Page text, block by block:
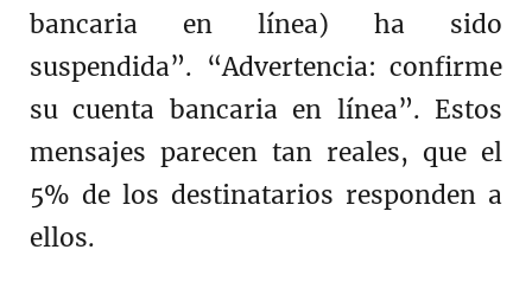
bancaria en línea) ha sido
suspendida”. “Advertencia: confirme
su cuenta bancaria en línea”. Estos
mensajes parecen tan reales, que el
5% de los destinatarios responden a
ellos.